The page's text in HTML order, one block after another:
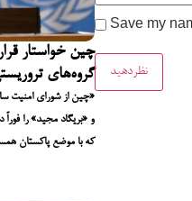
چین خواستار
گروه‌های
چین از شورای امنیت
که با موضع پاکستان
Save my